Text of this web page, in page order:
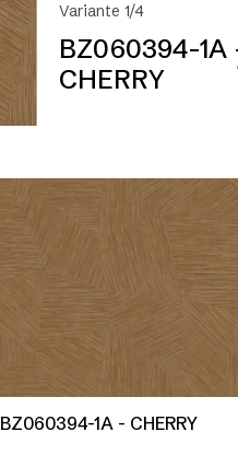
Variante 1/4
BZ060394-1A
CHERRY
BZ060394-1A - CHERRY